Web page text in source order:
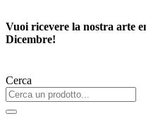
al
contenuto
Vuoi ricevere la nostra arte
Dicembre!
Cerca